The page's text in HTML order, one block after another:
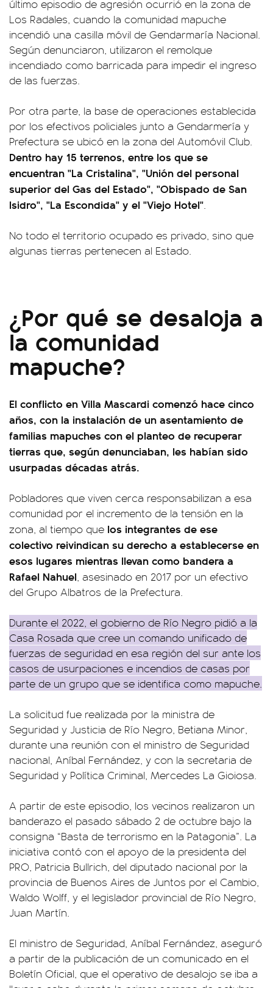
último episodio de agresión ocurrió en la zona de
Los Radales, cuando la comunidad mapuche
incendió una casilla móvil de Gendarmaría Nacional.
Según denunciaron, utilizaron el remolque
incendiado como barricada para impedir el ingreso
de las fuerzas.
Por otra parte, la base de operaciones establecida
por los efectivos policiales junto a Gendarmería y
Prefectura se ubicó en la zona del Automóvil Club.
Dentro hay 15 terrenos, entre los que se
encuentran "La Cristalina", "Unión del personal
superior del Gas del Estado", "Obispado de San
Isidro", "La Escondida" y el "Viejo Hotel".
No todo el territorio ocupado es privado, sino que
algunas tierras pertenecen al Estado.
¿Por qué se desaloja a
la comunidad
mapuche?
El conflicto en Villa Mascardi comenzó hace cinco
años, con la instalación de un asentamiento de
familias mapuches con el planteo de recuperar
tierras que, según denunciaban, les habían sido
usurpadas décadas atrás.
Pobladores que viven cerca responsabilizan a esa
comunidad por el incremento de la tensión en la
zona, al tiempo que los integrantes de ese
colectivo reivindican su derecho a establecerse en
esos lugares mientras llevan como bandera a
Rafael Nahuel, asesinado en 2017 por un efectivo
del Grupo Albatros de la Prefectura.
Durante el 2022, el gobierno de Río Negro pidió a la
Casa Rosada que cree un comando unificado de
fuerzas de seguridad en esa región del sur ante los
casos de usurpaciones e incendios de casas por
parte de un grupo que se identifica como mapuche.
La solicitud fue realizada por la ministra de
Seguridad y Justicia de Río Negro, Betiana Minor,
durante una reunión con el ministro de Seguridad
nacional, Aníbal Fernández, y con la secretaria de
Seguridad y Política Criminal, Mercedes La Gioiosa.
A partir de este episodio, los vecinos realizaron un
banderazo el pasado sábado 2 de octubre bajo la
consigna “Basta de terrorismo en la Patagonia”. La
iniciativa contó con el apoyo de la presidenta del
PRO, Patricia Bullrich, del diputado nacional por la
provincia de Buenos Aires de Juntos por el Cambio,
Waldo Wolff, y el legislador provincial de Río Negro,
Juan Martín.
El ministro de Seguridad, Aníbal Fernández, aseguró
a partir de la publicación de un comunicado en el
Boletín Oficial, que el operativo de desalojo se iba a